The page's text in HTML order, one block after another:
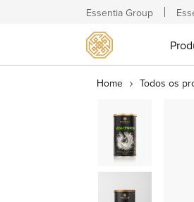
Home Todos os
Galeria
Essentia Group